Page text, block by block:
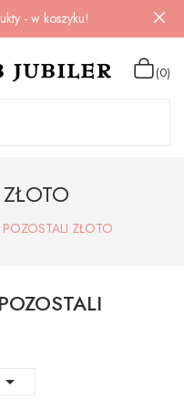
- w koszyku!
(0)
POZOSTALI ZŁOTO
